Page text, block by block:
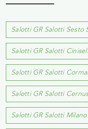
Salotti GR Salotti Sesto
Salotti GR Salotti
Salotti GR Salotti
Salotti GR Salotti
Salotti GR Salotti Milano